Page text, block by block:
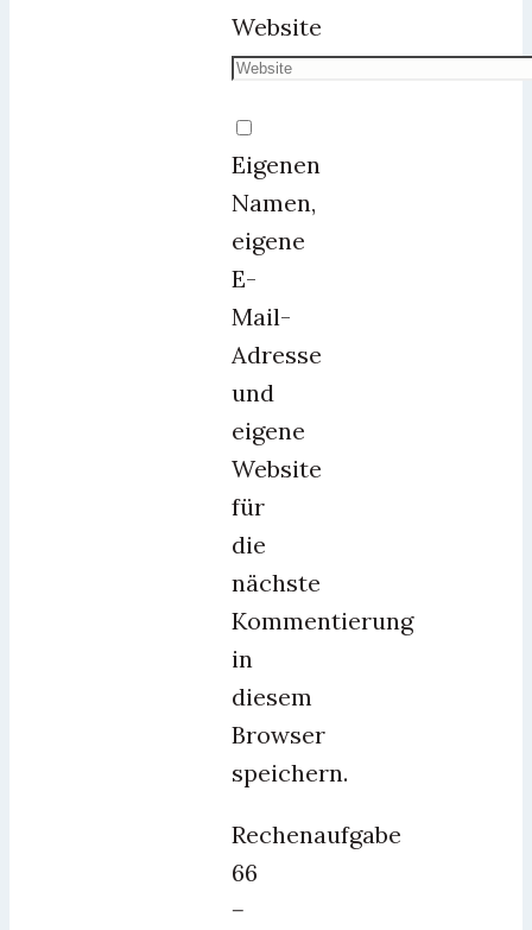
Website
Eigenen
Namen,
eigene
E-
Mail-
Adresse
und
eigene
Website
für
die
nächste
Kommentierung
in
diesem
Browser
speichern.
Rechenaufgabe
66
−